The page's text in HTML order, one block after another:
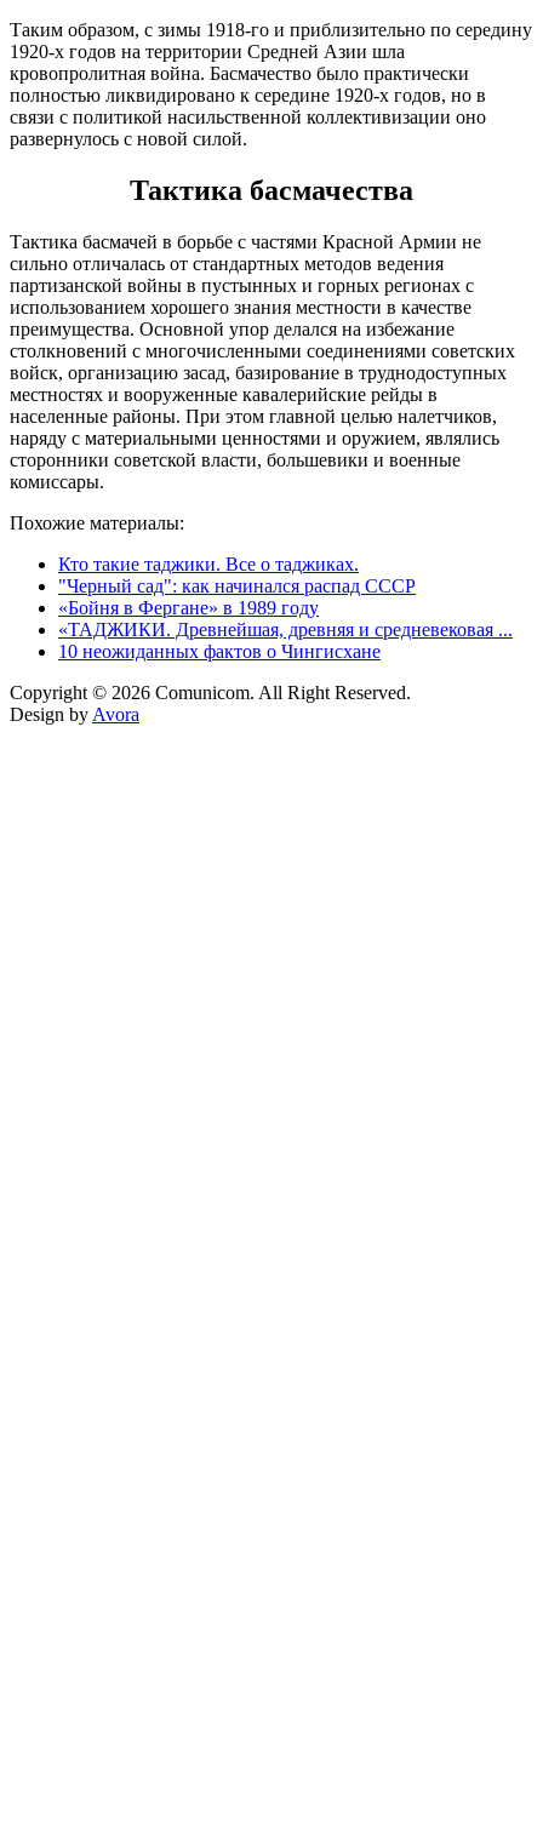
Таким образом, с зимы 1918-го и приблизительно по середину
1920-х годов на территории Средней Азии шла
кровопролитная война. Басмачество было практически
полностью ликвидировано к середине 1920-х годов, но в
связи с политикой насильственной коллективизации оно
развернулось с новой силой.
Тактика басмачества
Тактика басмачей в борьбе с частями Красной Армии не
сильно отличалась от стандартных методов ведения
партизанской войны в пустынных и горных регионах с
использованием хорошего знания местности в качестве
преимущества. Основной упор делался на избежание
столкновений с многочисленными соединениями советских
войск, организацию засад, базирование в труднодоступных
местностях и вооруженные кавалерийские рейды в
населенные районы. При этом главной целью налетчиков,
наряду с материальными ценностями и оружием, являлись
сторонники советской власти, большевики и военные
комиссары.
Похожие материалы:
Кто такие таджики. Все о таджиках.
"Черный сад": как начинался распад СССР
«Бойня в Фергане» в 1989 году
«ТАДЖИКИ. Древнейшая, древняя и средневековая ...
10 неожиданных фактов о Чингисхане
Copyright © 2026 Comunicom. All Right Reserved.
Design by Avora